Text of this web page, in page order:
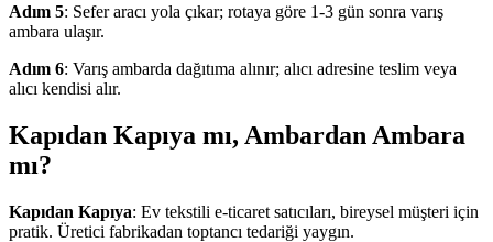
Adım 5: Sefer aracı yola çıkar; rotaya göre 1-3 gün sonra varış
ambara ulaşır.
Adım 6: Varış ambarda dağıtıma alınır; alıcı adresine teslim veya
alıcı kendisi alır.
Kapıdan Kapıya mı, Ambardan Ambara
mı?
Kapıdan Kapıya: Ev tekstili e-ticaret satıcıları, bireysel müşteri için
pratik. Üretici fabrikadan toptancı tedariği yaygın.